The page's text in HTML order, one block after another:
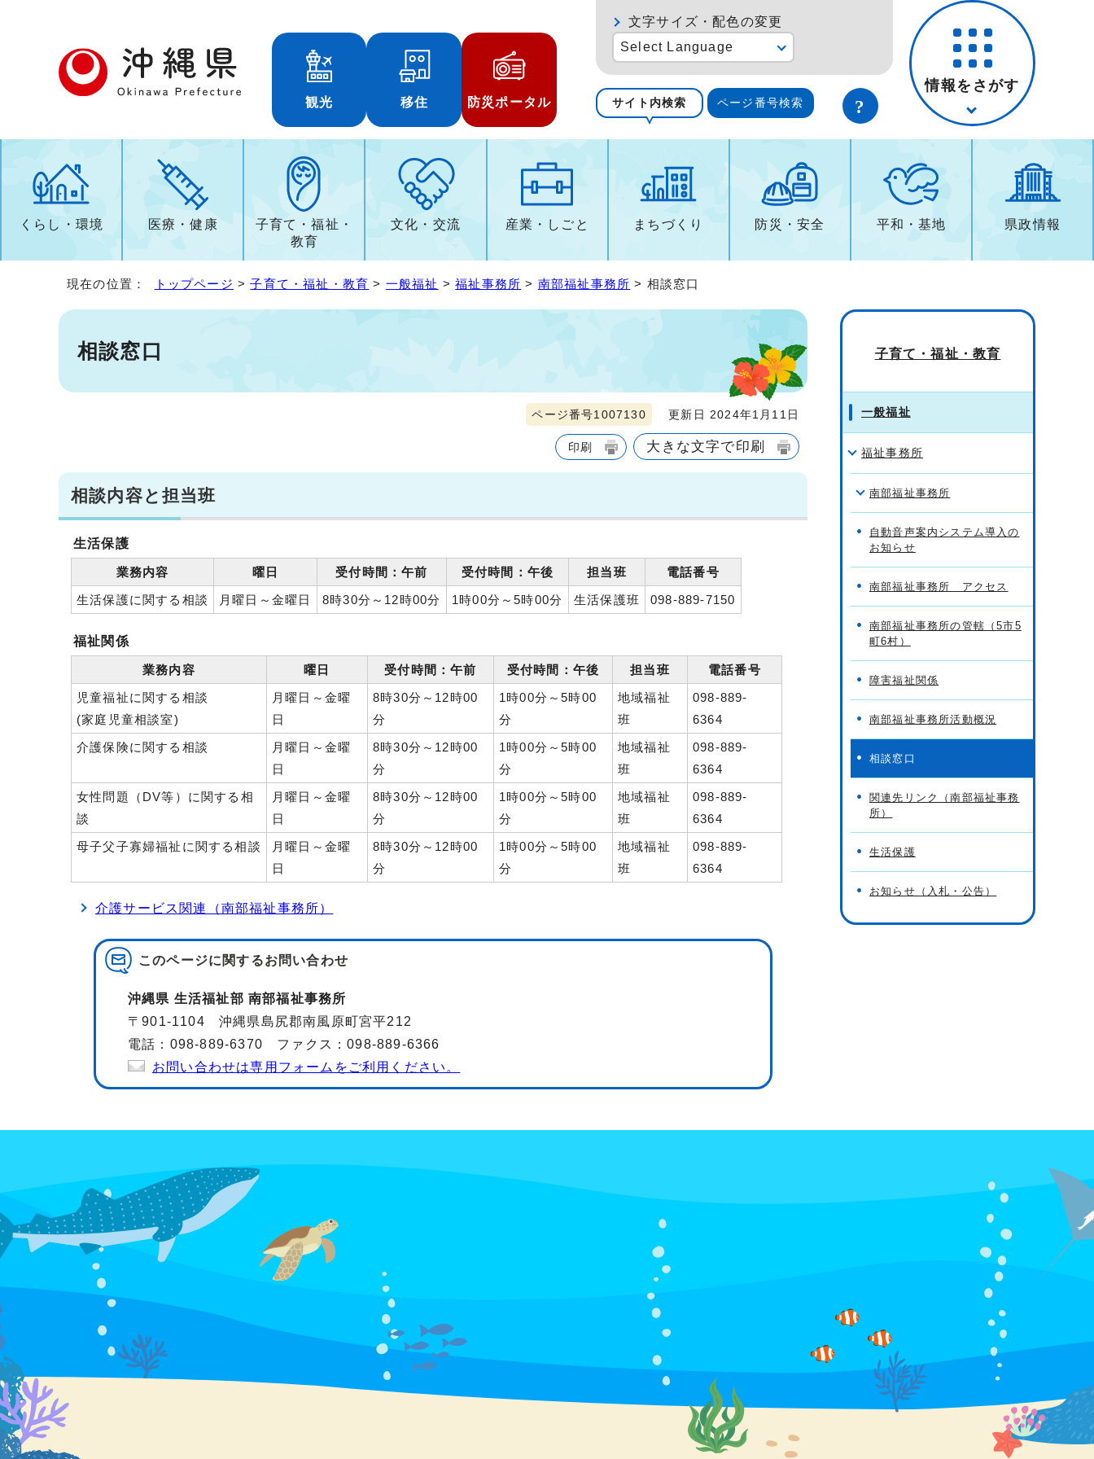
観光 移住 防災ポータル
文字サイズ・配色の変更
Select Language
サイト内検索 ページ番号検索
情報をさがす
くらし・環境 医療・健康
子育て・福祉・
教育
文化・交流 産業・しごと まちづくり 防災・安全 平和・基地 県政情報
現在の位置： トップページ >子育て・福祉・教育 > 一般福祉 >福祉事務所 > 南部福祉事務所 > 相談窓口
相談窓口
ページ番号1007130 更新日 2024年1月11日
印刷 大きな文字で印刷
相談内容と担当班
生活保護
業務内容 曜日 受付時間：午前 受付時間：午後 担当班
電話番号
生活保護に関する相談
月曜日～金曜日 8時30分～12時00分 1時00分～5時00分 生活保護班 098-889-7150
福祉関係
業務内容 曜日 受付時間：午前 受付時間：午後 担当班
電話番号
児童福祉に関する相談
(家庭児童相談室)
月曜日～金曜
日
8時30分～12時00
分
1時00分～5時00
分
地域福祉
班
098-889-
6364
介護保険に関する相談
月曜日～金曜
日
8時30分～12時00
分
1時00分～5時00
分
地域福祉
班
098-889-
6364
女性問題（DV等）に関する相
談
月曜日～金曜
日
8時30分～12時00
分
1時00分～5時00
分
地域福祉
班
098-889-
6364
母子父子寡婦福祉に関する相談
月曜日～金曜
日
8時30分～12時00
分
1時00分～5時00
分
地域福祉
班
098-889-
6364
介護サービス関連（南部福祉事務所）
このページに関するお問い合わせ
沖縄県 生活福祉部 南部福祉事務所
〒901-1104 沖縄県島尻郡南風原町宮平212
電話：098-889-6370 ファクス：098-889-6366
お問い合わせは専用フォームをご利用ください。
子育て・福祉・教育
一般福祉
福祉事務所
南部福祉事務所
自動音声案内システム導入の
お知らせ
南部福祉事務所 アクセス
南部福祉事務所の管轄（5市5
町6村）
障害福祉関係
南部福祉事務所活動概況
相談窓口
関連先リンク（南部福祉事務
所）
生活保護
お知らせ（入札・公告）